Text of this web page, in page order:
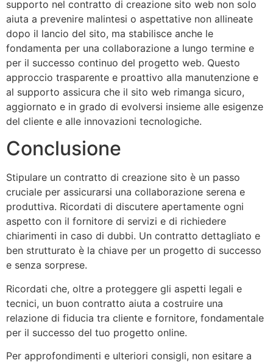
supporto nel contratto di creazione sito web non solo
aiuta a prevenire malintesi o aspettative non allineate
dopo il lancio del sito, ma stabilisce anche le
fondamenta per una collaborazione a lungo termine e
per il successo continuo del progetto web. Questo
approccio trasparente e proattivo alla manutenzione e
al supporto assicura che il sito web rimanga sicuro,
aggiornato e in grado di evolversi insieme alle esigenze
del cliente e alle innovazioni tecnologiche.
Conclusione
Stipulare un contratto di creazione sito è un passo
cruciale per assicurarsi una collaborazione serena e
produttiva. Ricordati di discutere apertamente ogni
aspetto con il fornitore di servizi e di richiedere
chiarimenti in caso di dubbi. Un contratto dettagliato e
ben strutturato è la chiave per un progetto di successo
e senza sorprese.
Ricordati che, oltre a proteggere gli aspetti legali e
tecnici, un buon contratto aiuta a costruire una
relazione di fiducia tra cliente e fornitore, fondamentale
per il successo del tuo progetto online.
Per approfondimenti e ulteriori consigli, non esitare a